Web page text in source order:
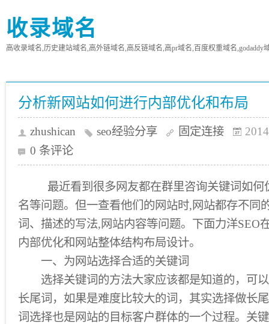
收录域名
高收录域名,历史建站域名,高外链域名,高反链域名,高pr域名,百度权重域名,godaddy
分析新网站如何进行内部优化和布局
zhushican seo经验分享 固定连接
0 条评论
最近看到很多网友都在群里咨询关键词如何
名等问题。但一查看他们的网站时,网站都存不同
词、描述的写法,网站内容等问题。下面力洋SEO
内部优化和网站整体结构布局设计。
一、为网站选择合适的关键词
选择关键词的方法大家应该都是知道的，可以
长尾词，如果是难度比较大的词，其实选择做长
词选择也是网站的目标客户群体的一个过程。关